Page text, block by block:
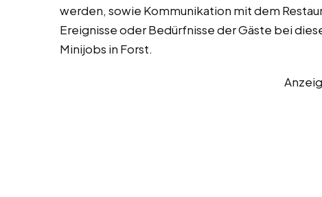
werden, sowie Kommunikation mit dem
Ereignisse oder Bedürfnisse der Gäste bei
Minijobs in Forst.